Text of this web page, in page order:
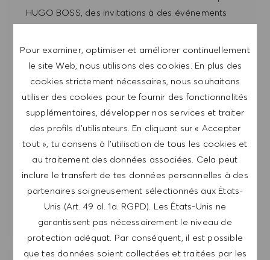
Pour examiner, optimiser et améliorer continuellement
le site Web, nous utilisons des cookies. En plus des
cookies strictement nécessaires, nous souhaitons
utiliser des cookies pour te fournir des fonctionnalités
supplémentaires, développer nos services et traiter
des profils d’utilisateurs. En cliquant sur « Accepter
tout », tu consens à l’utilisation de tous les cookies et
au traitement des données associées. Cela peut
inclure le transfert de tes données personnelles à des
partenaires soigneusement sélectionnés aux États-
Unis (Art. 49 al. 1a. RGPD). Les États-Unis ne
garantissent pas nécessairement le niveau de
protection adéquat. Par conséquent, il est possible
que tes données soient collectées et traitées par les
HUGO BOSS, des invitations à des événements
et d'autres sujets liés à la carrière, que je peux
me désabonner à tout moment, par exemple en
cliquant sur le lien dans chaque e-mail. Je
reconnais que mes données personnelles seront
traitées conformément à la
POLITIQUE DE
CONFIDENTIALITÉ
Saisir l'adresse e-mail (obligatoire)
ENVOYER
GÉRER LES ALERTES